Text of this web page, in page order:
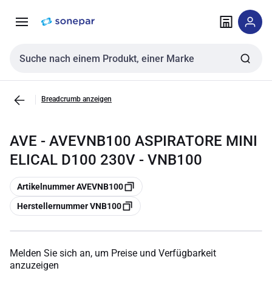
NavigationInhalt
Sucheingabe
Breadcrumb anzeigen
AVE - AVEVNB100 ASPIRATORE MINI
ELICAL D100 230V - VNB100
Kopieren
Artikelnummer AVEVNB100
Kopieren
Herstellernummer VNB100
Melden Sie sich an, um Preise und Verfügbarkeit
anzuzeigen